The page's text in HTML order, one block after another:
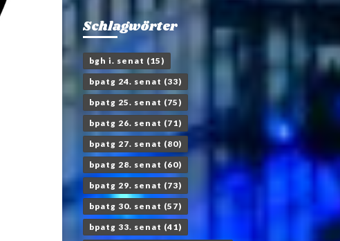
Schlagwörter
bgh i. senat (15)
bpatg 24. senat (33)
bpatg 25. senat (75)
bpatg 26. senat (71)
bpatg 27. senat (80)
bpatg 28. senat (60)
bpatg 29. senat (73)
bpatg 30. senat (57)
bpatg 33. senat (41)